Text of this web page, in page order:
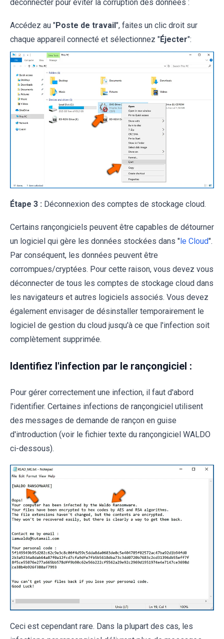
déconnecter pour éviter la corruption des données :
Accédez au "Poste de travail ", faites un clic droit sur
chaque appareil connecté et sélectionnez "Éjecter":
Étape 3 : Déconnexion des comptes de stockage cloud.
Certains rançongiciels peuvent être capables de détourner
un logiciel qui gère les données stockées dans "le Cloud".
Par conséquent, les données peuvent être
corrompues/cryptées. Pour cette raison, vous devez vous
déconnecter de tous les comptes de stockage cloud dans
les navigateurs et autres logiciels associés. Vous devez
également envisager de désinstaller temporairement le
logiciel de gestion du cloud jusqu'à ce que l'infection soit
complètement supprimée.
Identifiez l'infection par le rançongiciel :
Pour gérer correctement une infection, il faut d'abord
l'identifier. Certaines infections de rançongiciel utilisent
des messages de demande de rançon en guise
d'introduction (voir le fichier texte du rançongiciel WALDO
ci-dessous).
Ceci est cependant rare. Dans la plupart des cas, les